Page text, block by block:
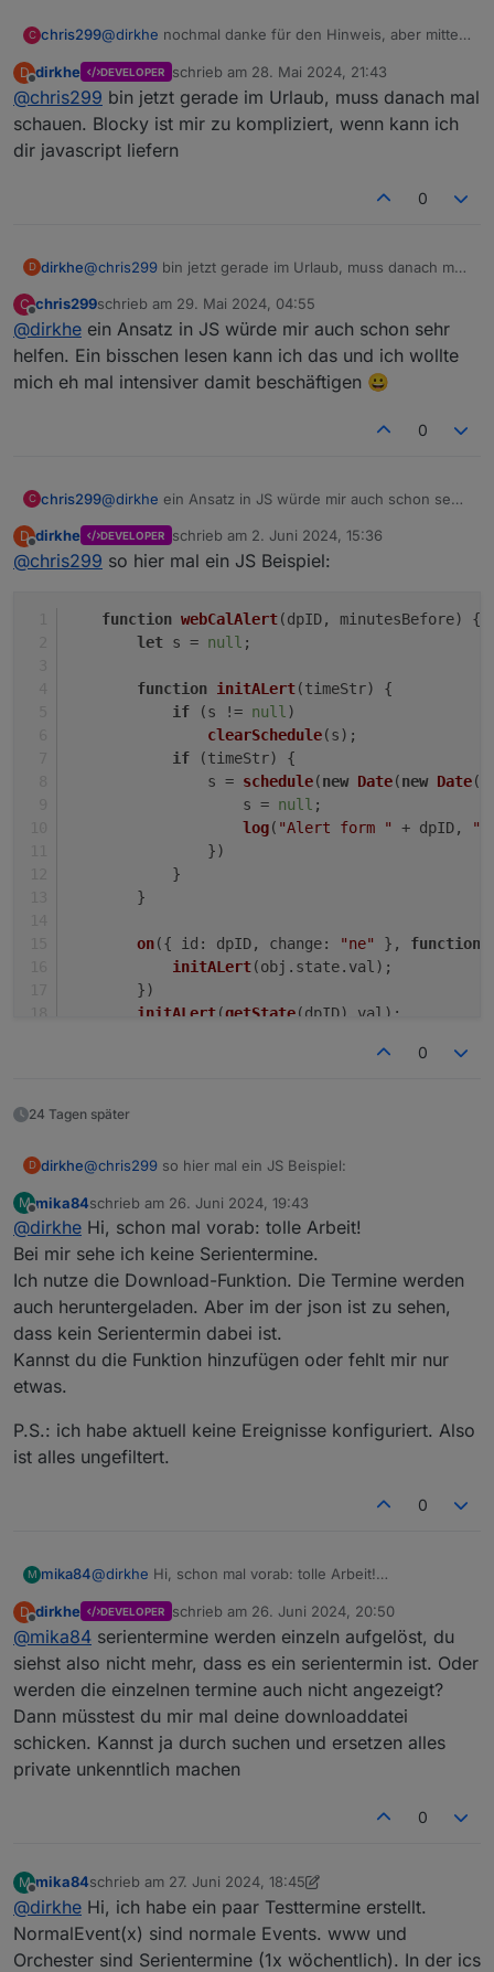
C chris299@dirkhe nochmal danke für den Hinweis, aber mittels
ich noch nicht.... :-) )
sowas wie
console.info('naechste Veranstaltung
funktiniert anscheinend nur mit Uhrzeit am gleichen
Tag....
Könntest Du mir noch einen etwas konkreteren Tipp
D
Offline
dirkhe DEVELOPER schrieb am 28. Mai 2024, 21:43
zuletzt editiert von
@chris299 bin jetzt gerade im Urlaub, muss danach mal
schauen. Blocky ist mir zu kompliziert, wenn kann ich
dir javascript liefern
0
D dirkhe@chris299 bin jetzt gerade im Urlaub, muss danach mal
dir javascript liefern
C
Offline
chris299schrieb am 29. Mai 2024, 04:55
zuletzt editiert von
@dirkhe ein Ansatz in JS würde mir auch schon sehr
helfen. Ein bisschen lesen kann ich das und ich wollte
mich eh mal intensiver damit beschäftigen 😀
0
C chris299@dirkhe ein Ansatz in JS würde mir auch schon sehr
wollte mich eh mal intensiver damit beschäftigen 😀
D
Offline
dirkhe DEVELOPER schrieb am 2. Juni 2024, 15:36
zuletzt editiert von
@chris299 so hier mal ein JS Beispiel:
function webCalAlert(dpID, minutesBefore) {
let s = null ;
function initALert(timeStr) {
if (s != null )
clearSchedule(s);
if (timeStr) {
                s =
schedule(new Date(new Date
                    s =
null ;
log( "Alert form " + dpID,
                })
            }
        }
on({ id : dpID, change: "ne" }, function
initALert(obj. state. val );
        })
initALert(getState(dpID). val );
webCalAlert
0
24 Tagen später
D dirkhe@chris299 so hier mal ein JS Beispiel:
function webCalAlert(dpID, minutesBefore)
        let s = null;
        function initALert(timeStr) {
            if (s != null)
                clearSchedule(s);
            if (timeStr) {
s = schedule(new Date(new
                    s = null;
            }
        }
on({ id: dpID, change: "ne" },
        initALert(getState(dpID).val);
    }
webCalAlert("0_userdata.0.example_state",
M
Offline
mika84schrieb am 26. Juni 2024, 19:43
zuletzt editiert von
@dirkhe Hi, schon mal vorab: tolle Arbeit!
Bei mir sehe ich keine Serientermine.
Ich nutze die Download-Funktion. Die Termine werden
auch heruntergeladen. Aber im der json ist zu sehen,
dass kein Serientermin dabei ist.
Kannst du die Funktion hinzufügen oder fehlt mir nur
etwas.
P.S.: ich habe aktuell keine Ereignisse konfiguriert. Also
ist alles ungefiltert.
0
M mika84@dirkhe Hi, schon mal vorab: tolle Arbeit!
Ich nutze die Download-Funktion. Die Termine werden
auch heruntergeladen. Aber im der json ist zu sehen,
dass kein Serientermin dabei ist.
Kannst du die Funktion hinzufügen oder fehlt mir nur
etwas.
P.S.: ich habe aktuell keine Ereignisse konfiguriert.
Also ist alles ungefiltert.
D
Offline
dirkhe DEVELOPER schrieb am 26. Juni 2024, 20:50
zuletzt editiert von
@mika84 serientermine werden einzeln aufgelöst, du
siehst also nicht mehr, dass es ein serientermin ist. Oder
werden die einzelnen termine auch nicht angezeigt?
Dann müsstest du mir mal deine downloaddatei
schicken. Kannst ja durch suchen und ersetzen alles
private unkenntlich machen
0
M
Offline
mika84schrieb am 27. Juni 2024, 18:45
zuletzt editiert von mika84
@dirkhe Hi, ich habe ein paar Testtermine erstellt.
NormalEvent(x) sind normale Events. www und
Orchester sind Serientermine (1x wöchentlich). In der ics